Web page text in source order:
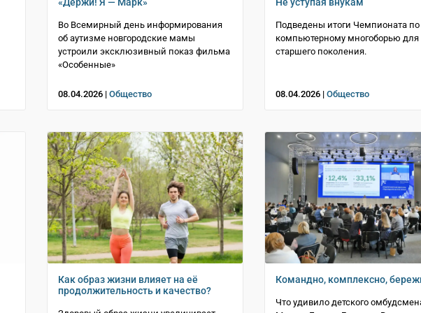
Во Всемирный день информирования
об аутизме новгородские мамы
устроили эксклюзивный показ фильма
«Особенные»
08.04.2026 | Общество
Подведены итоги Чемпионата по
компьютерному многоборью для
старшего поколения.
08.04.2026 | Общество
Как образ жизни влияет на её
продолжительность и качество?
Командно, комплексно,
Что удивило детского